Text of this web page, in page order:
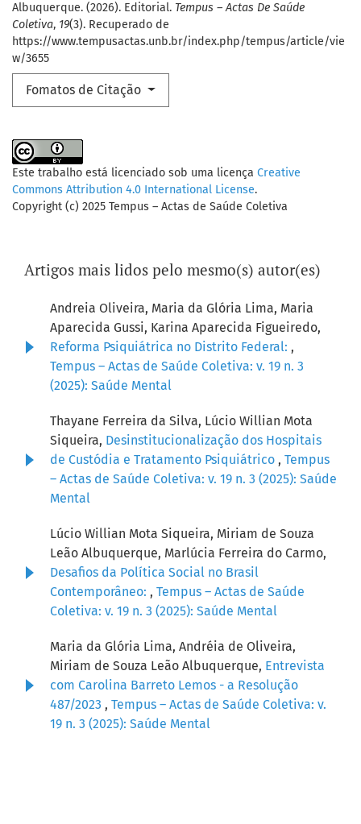
Albuquerque. (2026). Editorial. Tempus – Actas De Saúde
Coletiva, 19(3). Recuperado de
https://www.tempusactas.unb.br/index.php/tempus/article/vie
w/3655
Fomatos de Citação
Este trabalho está licenciado sob uma licença Creative
Commons Attribution 4.0 International License.
Copyright (c) 2025 Tempus – Actas de Saúde Coletiva
Artigos mais lidos pelo mesmo(s) autor(es)
Andreia Oliveira, Maria da Glória Lima, Maria
Aparecida Gussi, Karina Aparecida Figueiredo,
Reforma Psiquiátrica no Distrito Federal: ,
Tempus – Actas de Saúde Coletiva: v. 19 n. 3
(2025): Saúde Mental
Thayane Ferreira da Silva, Lúcio Willian Mota
Siqueira, Desinstitucionalização dos Hospitais
de Custódia e Tratamento Psiquiátrico , Tempus
– Actas de Saúde Coletiva: v. 19 n. 3 (2025): Saúde
Mental
Lúcio Willian Mota Siqueira, Miriam de Souza
Leão Albuquerque, Marlúcia Ferreira do Carmo,
Desafios da Política Social no Brasil
Contemporâneo: , Tempus – Actas de Saúde
Coletiva: v. 19 n. 3 (2025): Saúde Mental
Maria da Glória Lima, Andréia de Oliveira,
Miriam de Souza Leão Albuquerque, Entrevista
com Carolina Barreto Lemos - a Resolução
487/2023 , Tempus – Actas de Saúde Coletiva: v.
19 n. 3 (2025): Saúde Mental